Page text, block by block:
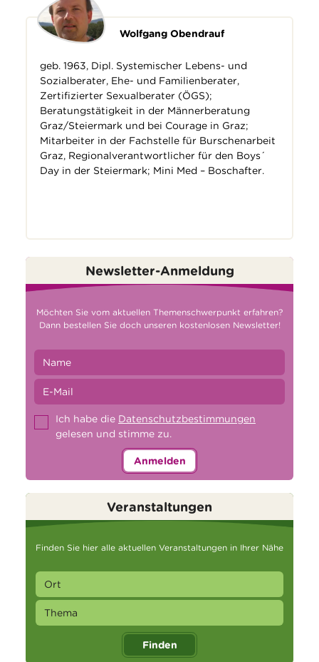
Wolfgang Obendrauf
geb. 1963, Dipl. Systemischer Lebens- und
Sozialberater, Ehe- und Familienberater,
Zertifizierter Sexualberater (ÖGS);
Beratungstätigkeit in der Männerberatung
Graz/Steiermark und bei Courage in Graz;
Mitarbeiter in der Fachstelle für Burschenarbeit
Graz, Regionalverantwortlicher für den Boys´
Day in der Steiermark; Mini Med – Boschafter.
Newsletter-Anmeldung
Möchten Sie vom aktuellen Themenschwerpunkt erfahren?
Dann bestellen Sie doch unseren kostenlosen Newsletter!
Ich habe die Datenschutzbestimmungen
gelesen und stimme zu.
Anmelden
Veranstaltungen
Finden Sie hier alle aktuellen Veranstaltungen in Ihrer Nähe
Finden